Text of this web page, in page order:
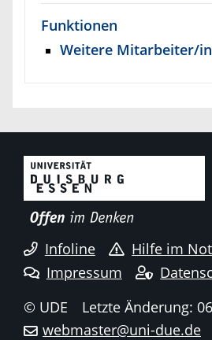
Funktionen
Weitere Mitarbeiter/
Infoline
Hilfe im
Impressum
© UDE
Letzte Änderung:
webmaster@uni-due.de